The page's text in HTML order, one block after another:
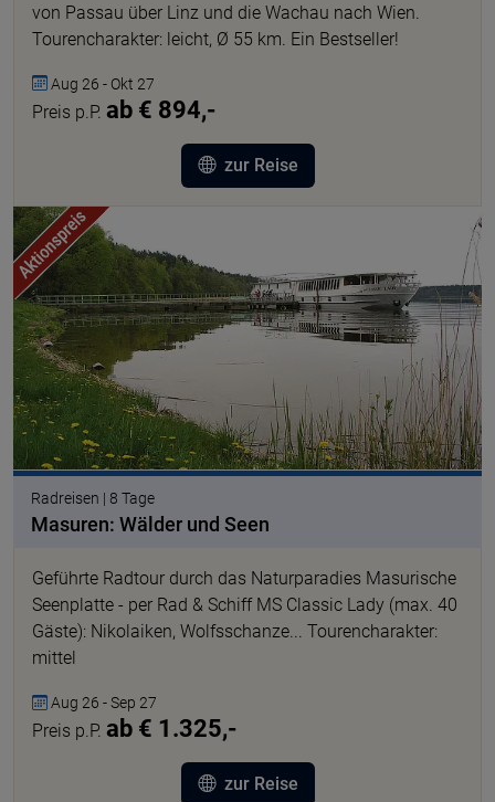
von Passau über Linz und die Wachau nach Wien.
Tourencharakter: leicht, Ø 55 km. Ein Bestseller!
Aug 26 - Okt 27
Preis p.P. ab € 894,-
zur Reise
© DNV Tours
Radreisen | 8 Tage
Masuren: Wälder und Seen
Geführte Radtour durch das Naturparadies Masurische
Seenplatte - per Rad & Schiff MS Classic Lady (max. 40
Gäste): Nikolaiken, Wolfsschanze... Tourencharakter:
mittel
Aug 26 - Sep 27
Preis p.P. ab € 1.325,-
zur Reise